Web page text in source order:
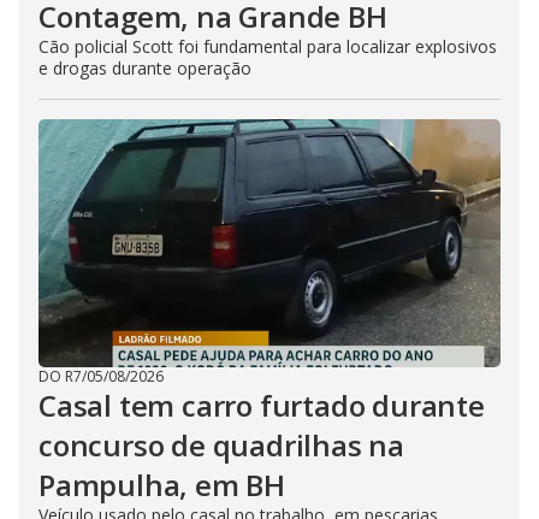
Contagem, na Grande BH
Cão policial Scott foi fundamental para localizar explosivos
e drogas durante operação
DO R7/05/08/2026
Casal tem carro furtado durante
concurso de quadrilhas na
Pampulha, em BH